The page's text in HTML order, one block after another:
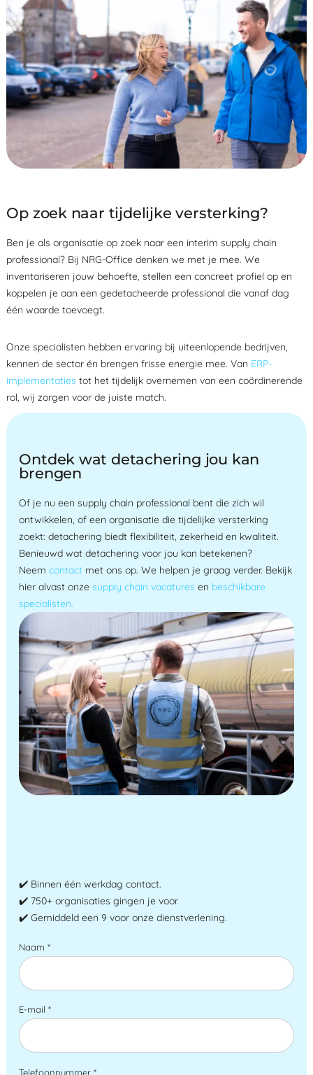
Op zoek naar tijdelijke versterking?
Ben je als organisatie op zoek naar een interim supply chain
professional? Bij NRG-Office denken we met je mee. We
inventariseren jouw behoefte, stellen een concreet profiel op en
koppelen je aan een gedetacheerde professional die vanaf dag
één waarde toevoegt.
Onze specialisten hebben ervaring bij uiteenlopende bedrijven,
kennen de sector én brengen frisse energie mee. Van ERP-
implementaties tot het tijdelijk overnemen van een coördinerende
rol, wij zorgen voor de juiste match.
Ontdek wat detachering jou kan
brengen
Of je nu een supply chain professional bent die zich wil
ontwikkelen, of een organisatie die tijdelijke versterking
zoekt: detachering biedt flexibiliteit, zekerheid en kwaliteit.
Benieuwd wat detachering voor jou kan betekenen?
Neemcontact met ons op. We helpen je graag verder. Bekijk
hier alvast onzesupply chain vacatures en beschikbare
specialisten.
✔️ Binnen één werkdag contact.
✔️ 750+ organisaties gingen je voor.
✔️ Gemiddeld een 9 voor onze dienstverlening.
Naam*
E-mail*
Telefoonnummer*